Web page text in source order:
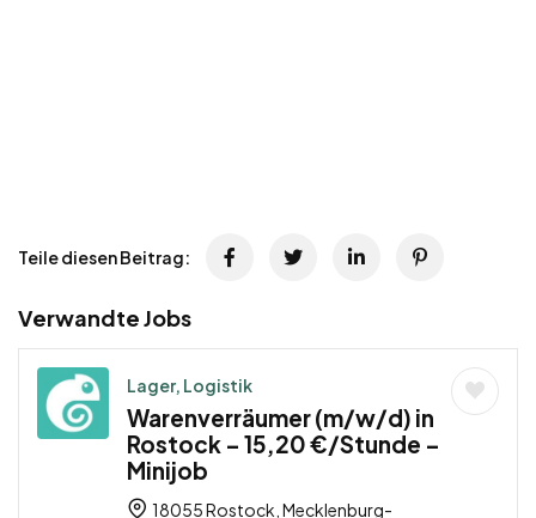
Teile diesen Beitrag:
Verwandte Jobs
Lager, Logistik
Warenverräumer (m/w/d) in
Rostock – 15,20 €/Stunde –
Minijob
18055 Rostock, Mecklenburg-